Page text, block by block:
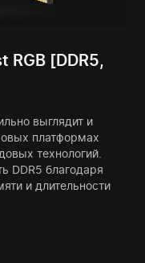
RGB [DDR5,
выглядит и
платформах
технологий.
DDR5 благодаря
и длительности